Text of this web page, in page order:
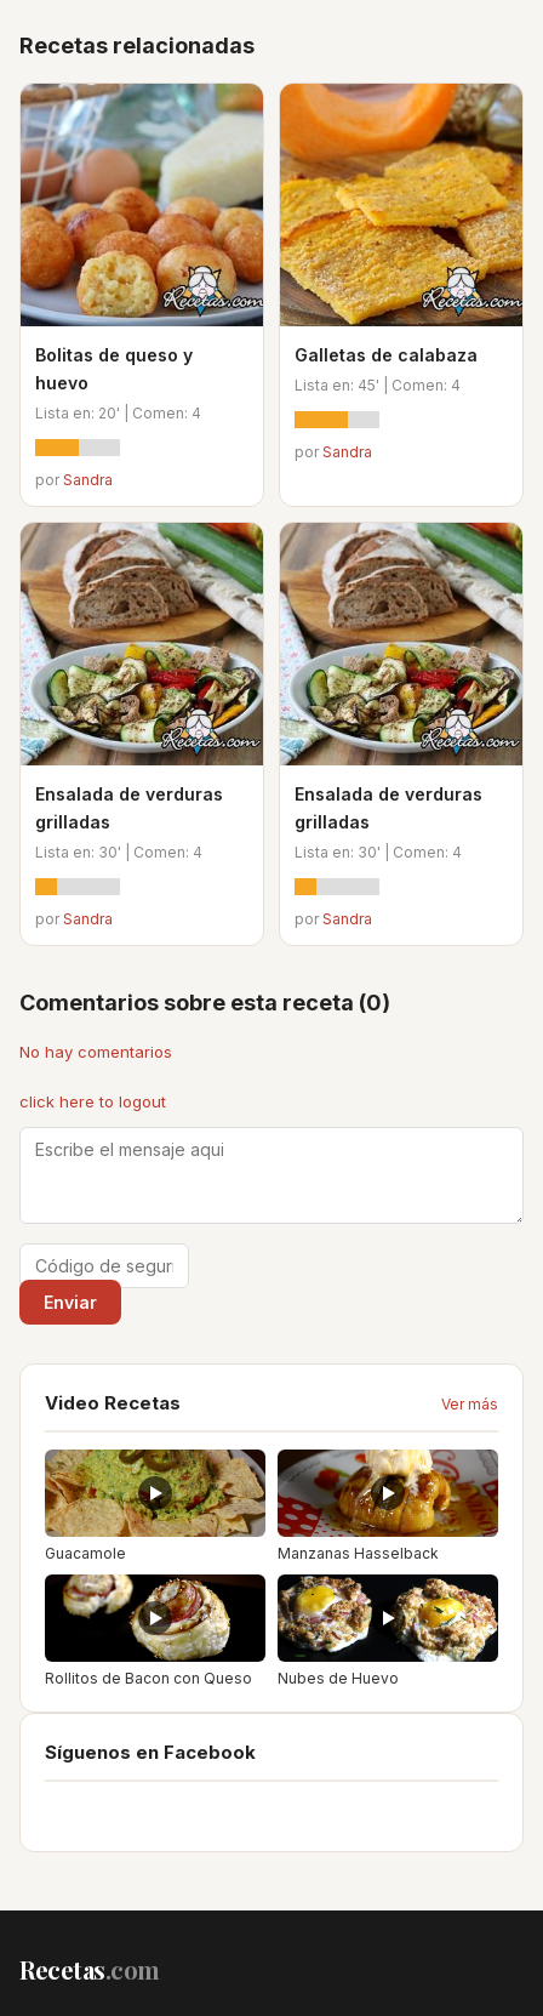
Recetas relacionadas
Bolitas de queso y
huevo
Lista en: 20' | Comen: 4
porSandra
Galletas de calabaza
Lista en: 45' | Comen: 4
porSandra
Ensalada de verduras
grilladas
Lista en: 30' | Comen: 4
porSandra
Ensalada de verduras
grilladas
Lista en: 30' | Comen: 4
porSandra
Comentarios sobre esta receta (0)
No hay comentarios
click here to logout
Video Recetas Ver más
Guacamole Manzanas Hasselback
Rollitos de Bacon con Queso Nubes de Huevo
Síguenos en Facebook
Recetas.com